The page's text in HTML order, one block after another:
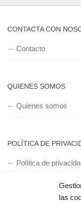
las
CONTACTA CON
Contacto
QUIENES SOMOS
Quienes somos
POLÍTICA DE
Política de